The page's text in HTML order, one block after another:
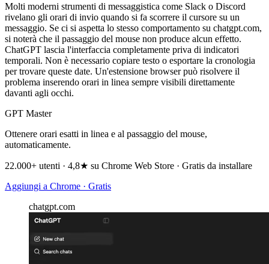
Molti moderni strumenti di messaggistica come Slack o Discord
rivelano gli orari di invio quando si fa scorrere il cursore su un
messaggio. Se ci si aspetta lo stesso comportamento su chatgpt.com,
si noterà che il passaggio del mouse non produce alcun effetto.
ChatGPT lascia l'interfaccia completamente priva di indicatori
temporali. Non è necessario copiare testo o esportare la cronologia
per trovare queste date. Un'estensione browser può risolvere il
problema inserendo orari in linea sempre visibili direttamente
davanti agli occhi.
GPT Master
Ottenere orari esatti in linea e al passaggio del mouse,
automaticamente.
22.000+ utenti · 4,8★ su Chrome Web Store · Gratis da installare
Aggiungi a Chrome · Gratis
chatgpt.com